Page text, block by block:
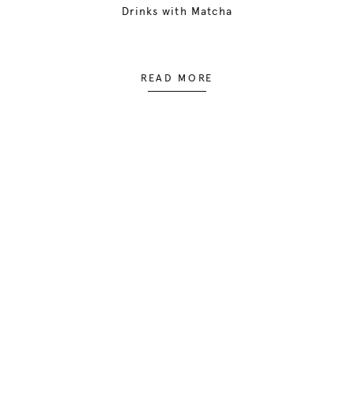
Drinks with Matcha
READ MORE